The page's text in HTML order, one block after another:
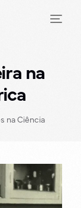
na
na Ciência